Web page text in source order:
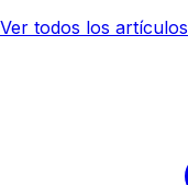
Ver todos los artículos